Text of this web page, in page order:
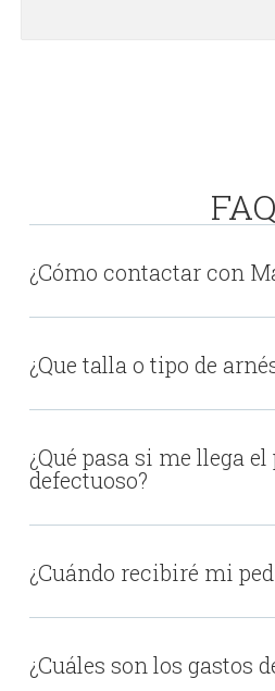
FAQ
¿Cómo contactar con
¿Que talla o tipo de
¿Qué pasa si me llega
defectuoso?
¿Cuándo recibiré mi
¿Cuáles son los gastos